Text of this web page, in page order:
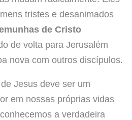
tristes e desanimados
de Cristo
de volta para Jerusalém
nova com outros discípulos.
Jesus deve ser um
em nossas próprias vidas
a verdadeira